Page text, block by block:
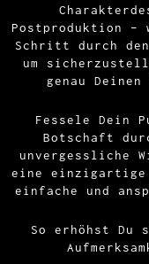
Postproduktion
Schritt durch den
um
genau
Fessele Dein
Botschaft
unvergessliche
eine einzigartige
einfache und
So erhöhst Du